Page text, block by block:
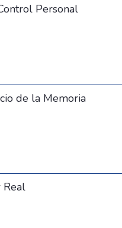
Personal
de la Memoria